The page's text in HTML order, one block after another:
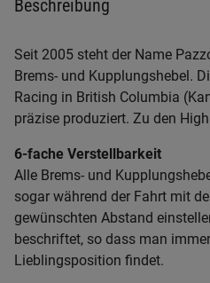
Beschreibung
Seit 2005 steht der Name
Brems- und Kupplungshebel.
Racing in British Columbia
präzise produziert. Zu den
6-fache Verstellbarkeit
Alle Brems- und
sogar während der Fahrt mit
gewünschten Abstand
beschriftet, so dass man
Lieblingsposition findet.